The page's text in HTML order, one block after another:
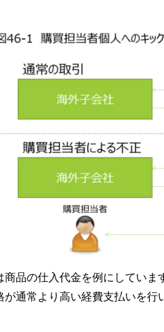
商品の仕入代金を例にしていま
が通常より高い経費支払いを行